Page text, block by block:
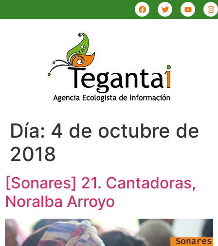
Día: 4 de octubre de
2018
[Sonares] 21. Cantadoras,
Noralba Arroyo